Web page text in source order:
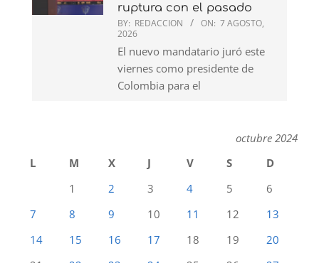
ruptura con el pasado
BY: REDACCION ON: 7 AGOSTO,
2026
El nuevo mandatario juró este
viernes como presidente de
Colombia para el
octubre 2024
L
M X J V S
D
1
2 3 4 5
6
7
8 9 10 11 12
13
14
15 16 17 18 19
20